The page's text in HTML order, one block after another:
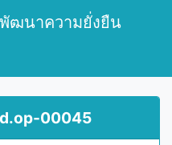
ฒนาความยั่งยืน
00045